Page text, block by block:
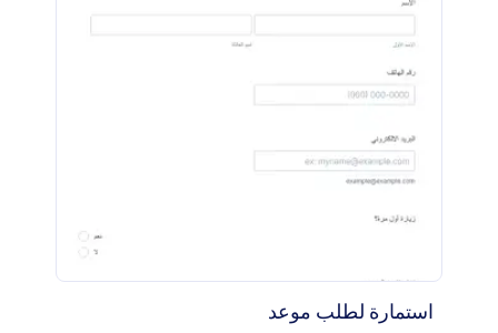
المرور للنموذج الخاص بك لضمان ملئه من قبل مرضاك
نموذج موعد طبيب العيون المجاني هذا، ستوفر الوقت في
إدارة المواعيد وتنظيم سجلات مكتبك بشكل أفضل
استمارة لطلب موعد